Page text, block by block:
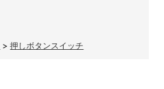
>押しボタンスイッチ